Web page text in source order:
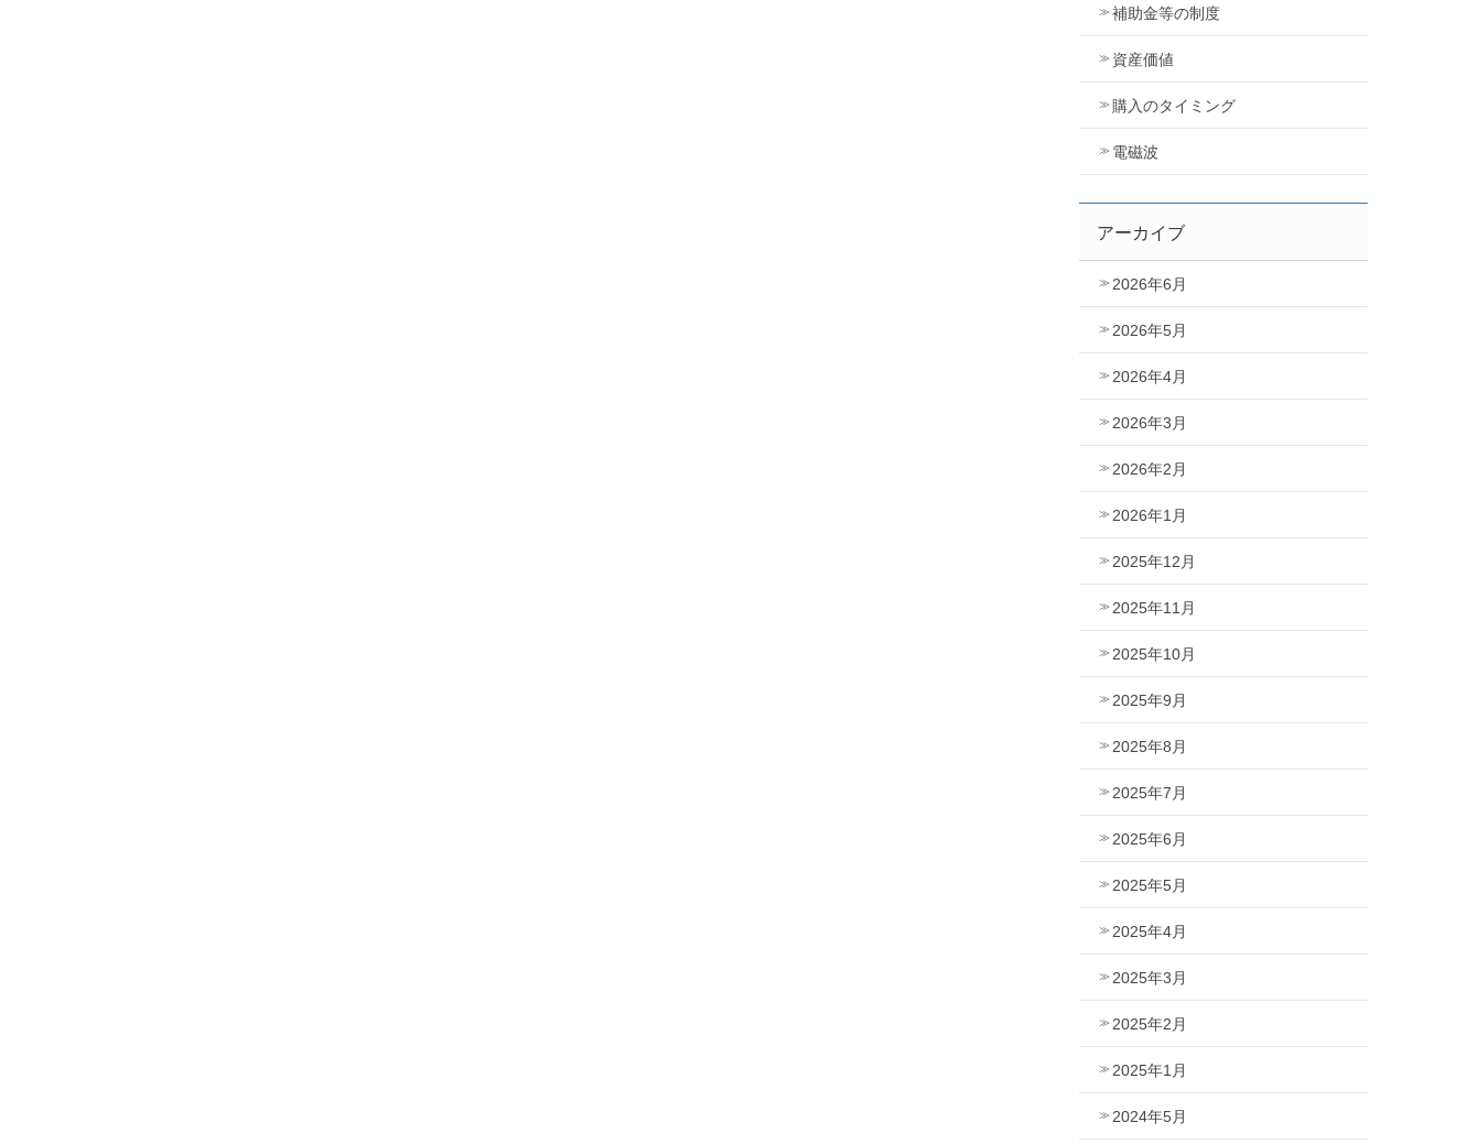
補助金等の制度
資産価値
購入のタイミング
電磁波
アーカイブ
2026年6月
2026年5月
2026年4月
2026年3月
2026年2月
2026年1月
2025年12月
2025年11月
2025年10月
2025年9月
2025年8月
2025年7月
2025年6月
2025年5月
2025年4月
2025年3月
2025年2月
2025年1月
2024年5月